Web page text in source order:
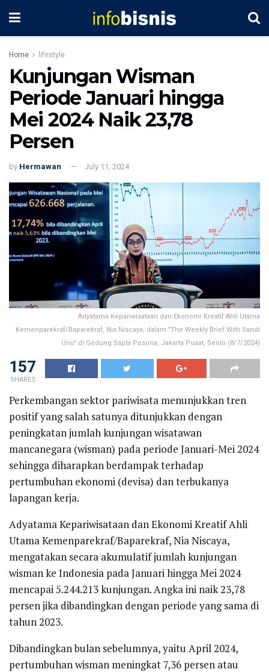
Home lifestyle
Kunjungan Wisman
Periode Januari hingga
Mei 2024 Naik 23,78
Persen
by Hermawan July 11, 2024
Adyatama Kepariwisataan dan Ekonomi Kreatif Ahli Utama
Kemenparekraf/Baparekraf, Nia Niscaya, dalam "The Weekly Brief With Sandi
Uno" di Gedung Sapta Pesona, Jakarta Pusat, Senin (8/7/2024)
157
SHARES
Perkembangan sektor pariwisata menunjukkan tren
positif yang salah satunya ditunjukkan dengan
peningkatan jumlah kunjungan wisatawan
mancanegara (wisman) pada periode Januari-Mei 2024
sehingga diharapkan berdampak terhadap
pertumbuhan ekonomi (devisa) dan terbukanya
lapangan kerja.
Adyatama Kepariwisataan dan Ekonomi Kreatif Ahli
Utama Kemenparekraf/Baparekraf, Nia Niscaya,
mengatakan secara akumulatif jumlah kunjungan
wisman ke Indonesia pada Januari hingga Mei 2024
mencapai 5.244.213 kunjungan. Angka ini naik 23,78
persen jika dibandingkan dengan periode yang sama di
tahun 2023.
Dibandingkan bulan sebelumnya, yaitu April 2024,
pertumbuhan wisman meningkat 7,36 persen atau